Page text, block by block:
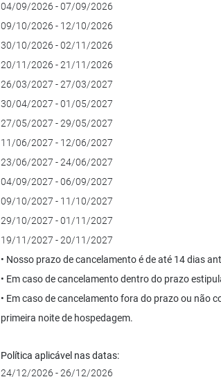
04/09/2026 - 07/09/2026
09/10/2026 - 12/10/2026
30/10/2026 - 02/11/2026
20/11/2026 - 21/11/2026
26/03/2027 - 27/03/2027
30/04/2027 - 01/05/2027
27/05/2027 - 29/05/2027
11/06/2027 - 12/06/2027
23/06/2027 - 24/06/2027
04/09/2027 - 06/09/2027
09/10/2027 - 11/10/2027
29/10/2027 - 01/11/2027
19/11/2027 - 20/11/2027
• Nosso prazo de cancelamento é de até 14 dias
• Em caso de cancelamento dentro do prazo
• Em caso de cancelamento fora do prazo ou não
primeira noite de hospedagem.
Política aplicável nas datas:
24/12/2026 - 26/12/2026